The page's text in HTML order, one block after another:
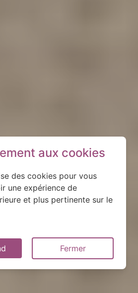
aux cookies
des cookies pour vous
une expérience de
et plus pertinente sur le
Fermer